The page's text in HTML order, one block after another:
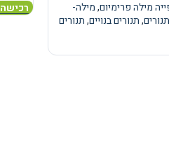
מילה פרימיום,מילה-
תנורים,תנורים בנויים,תנורים